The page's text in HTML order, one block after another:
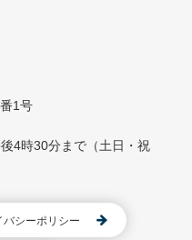
1号
4時30分まで（土日・祝
バシーポリシー